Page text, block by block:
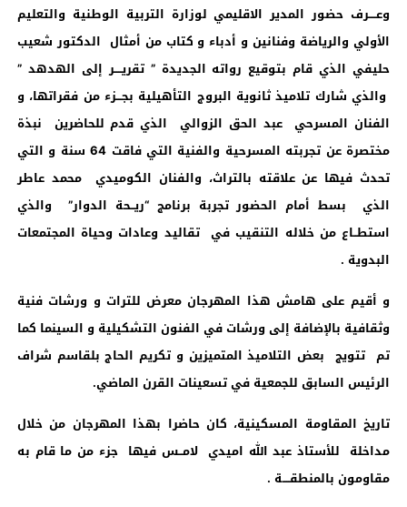
وعــــرف حضور المدير الاقليمي لوزارة التربية الوطنية والتعليم
الأولي والرياضة وفنانين و أدباء و كتاب من أمثال الدكتور شعيب
حليفي الذي قام بتوقيع رواته الجديدة ” تقريــــر إلى الهدهد ”
والذي شارك تلاميذ ثانوية البروج التأهيلية بجـــزء من فقراتها، و
الفنان المسرحي عبد الحق الزوالي الذي قدم للحاضرين نبذة
مختصرة عن تجربته المسرحية والفنية التي فاقت 64 سنة و التي
تحدث فيها عن علاقته بالتراث، والفنان الكوميدي محمد عاطر
الذي بسط أمام الحضور تجربة برنامج “ريــحة الدوار” والذي
استطــاع من خلاله التنقيب في تقاليد وعادات وحياة المجتمعات
البدوية .
و أقيم على هامش هذا المهرجان معرض للترات و ورشات فنية
وثقافية بالإضافة إلى ورشات في الفنون التشكيلية و السينما كما
تم تتويج بعض التلاميذ المتميزين و تكريم الحاج بلقاسم شراف
الرئيس السابق للجمعية في تسعينات القرن الماضي.
تاريخ المقاومة المسكينية، كان حاضرا بهذا المهرجان من خلال
مداخلة للأستاذ عبد الله اميدي لامــس فيها جزء من ما قام به
مقاومون بالمنطقــــة .